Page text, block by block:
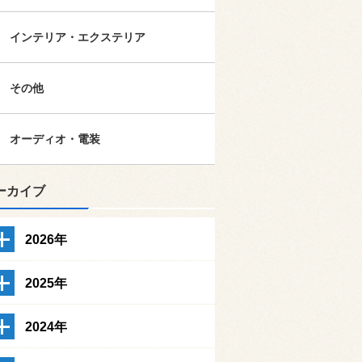
インテリア・エクステリア
その他
オーディオ・電装
カイブ
2026年
2025年
2024年